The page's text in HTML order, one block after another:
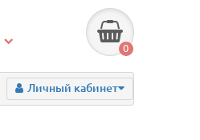
0
Личный кабинет